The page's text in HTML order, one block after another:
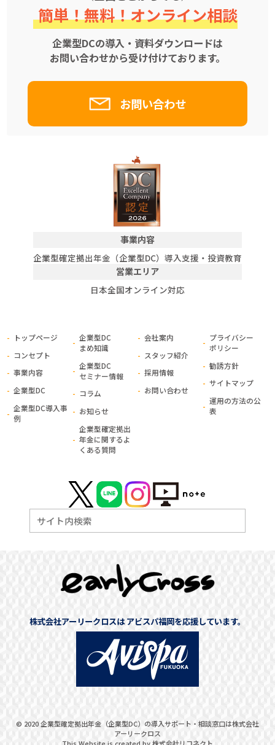
簡単！無料！オンライン相談
企業型DCの導入・資料ダウンロードは
お問い合わせから受け付けております。
お問い合わせ
事業内容
企業型確定拠出年金（企業型DC）導入支援・投資教育
営業エリア
日本全国オンライン対応
トップページ
コンセプト
事業内容
企業型DC
企業型DC導入事
例
企業型DC
まめ知識
企業型DC
セミナー情報
コラム
お知らせ
企業型確定拠出
年金に関するよ
くある質問
会社案内
スタッフ紹介
採用情報
お問い合わせ
プライバシー
ポリシー
勧誘方針
サイトマップ
運用の方法の公
表
株式会社アーリークロスは アビスパ福岡を応援しています。
© 2020企業型確定拠出年金（企業型DC）の導入サポート・相談窓口は株式会社
アーリークロス
This Website is created by株式会社リコネクト